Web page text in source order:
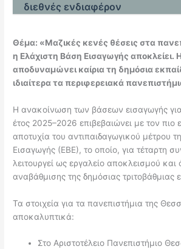
διεθνές ενδιαφέρον
Θέμα: «Μαζικές κενές θέσεις στα
η Ελάχιστη Βάση Εισαγωγής αποκλείει.
αποδυναμώνει καίρια τη δημόσια
ιδιαίτερα τα περιφερειακά
Η ανακοίνωση των βάσεων εισαγωγής
έτος 2025–2026 επιβεβαιώνει με τον πιο
αποτυχία του αντιπαιδαγωγικού μέτρου
Εισαγωγής (ΕΒΕ), το οποίο, για τέταρτη
λειτουργεί ως εργαλείο αποκλεισμού και
αναβάθμισης της δημόσιας τριτοβάθμιας
Τα στοιχεία για τα πανεπιστήμια της
αποκαλυπτικά:
Στο Αριστοτέλειο Πανεπιστήμιο